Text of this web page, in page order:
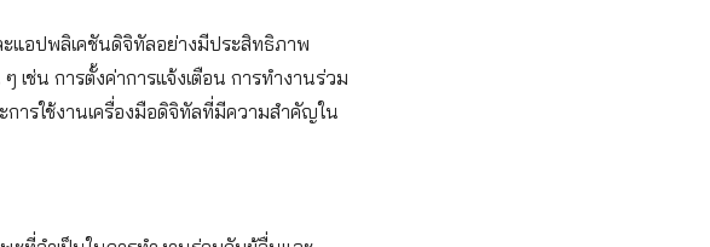
ะแอปพลิเคชันดิจิทัลอย่างมีประสิทธิภาพ
เช่น การตั้งค่าการแจ้งเตือน การทำงานร่วม
การใช้งานเครื่องมือดิจิทัลที่มีความสำคัญใน